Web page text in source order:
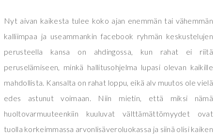
Nyt aivan kaikesta tulee koko ajan enemmän tai vähemmän
kalliimpaa ja useammankin facebook ryhmän keskustelujen
perusteella kansa on ahdingossa, kun rahat ei riitä
peruselämiseen, minkä hallitusohjelma lupasi olevan kaikille
mahdollista. Kansalta on rahat loppu, eikä alv muutos ole vielä
edes astunut voimaan. Niin mietin, että miksi nämä
huoltovarmuuteenkiin kuuluvat välttämättömyydet ovat
tuolla korkeimmassa arvonlisäveroluokassa ja siinä olisi kaiken